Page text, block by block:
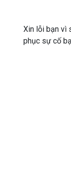
Xin lỗi bạn vì
phục sự cố